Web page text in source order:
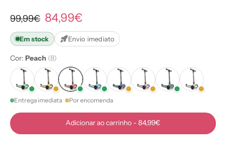
99,99€ 84,99€
Em stock Envio imediato
Cor: Peach (8)
Entrega imediata Por encomenda
Adicionar ao carrinho - 84,99€